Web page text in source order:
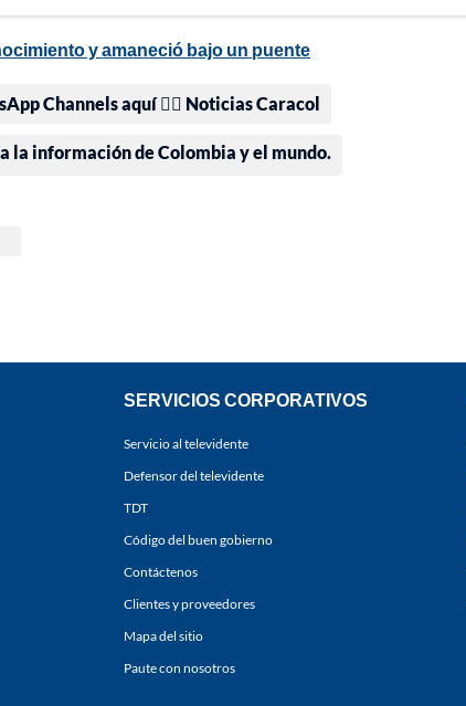
y amaneció bajo un puente
Channels aquí 👉🏻 Noticias Caracol
la información de Colombia y el mundo.
SERVICIOS CORPORATIVOS
Servicio al televidente
Defensor del televidente
TDT
Código del buen gobierno
Contáctenos
Clientes y proveedores
Mapa del sitio
Paute con nosotros